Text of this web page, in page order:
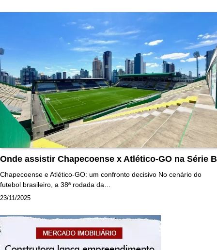
Onde assistir Chapecoense x Atlético-GO na Série B
Chapecoense e Atlético-GO: um confronto decisivo No cenário do
futebol brasileiro, a 38ª rodada da…
23/11/2025